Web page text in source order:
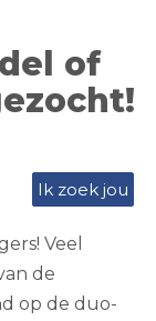
of
Ik zoek jou
Veel
de
op de duo-